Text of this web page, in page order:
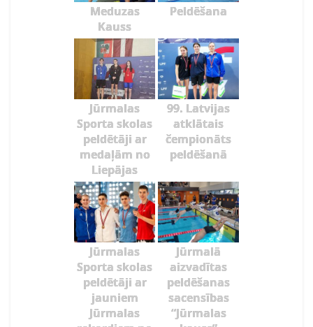
Meduzas
Kauss
Peldēšana
Jūrmalas
Sporta skolas
peldētāji ar
medaļām no
Liepājas
99. Latvijas
atklātais
čempionāts
peldēšanā
Jūrmalas
Sporta skolas
peldētāji ar
jauniem
Jūrmalas
Jūrmalā
aizvadītas
peldēšanas
sacensības
“Jūrmalas